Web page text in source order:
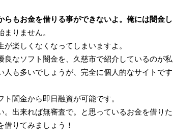
らもお金を借りる事ができないよ。俺には闇金し
りません。
楽しくなくなってしまいますよ。
なソフト闇金を、久慈市で紹介しているのが私
も多いでしょうが、完全に個人的なサイトです
闇金から即日融資が可能です。
出来れば無審査で。と思っているお金を借りた
りてみましょう！